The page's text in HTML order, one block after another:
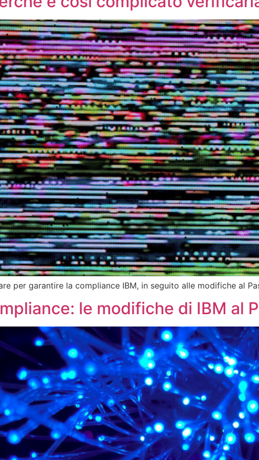
per garantire la compliance IBM, in seguito alle modifiche al
le modifiche di IBM al